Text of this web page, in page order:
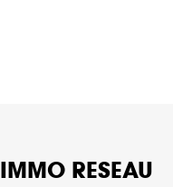
IMMO RESEAU